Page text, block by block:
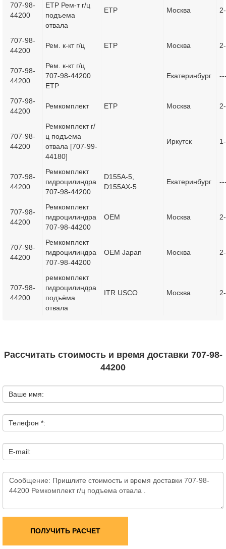
707-98-
44200
ETP Рем-т г/ц
подъема
отвала
ETP Москва
707-98-
44200
Рем. к-кт г/ц ETP Москва
707-98-
44200
Рем. к-кт г/ц
707-98-44200
ETP
Екатеринбург
707-98-
44200
Ремкомплект ETP Москва
707-98-
44200
Ремкомплект г/
ц подъема
отвала [707-99-
44180]
Иркутск
707-98-
44200
Ремкомплект
гидроцилиндра
707-98-44200
D155A-5,
D155AX-5
Екатеринбург
707-98-
44200
Ремкомплект
гидроцилиндра
707-98-44200
OEM Москва
707-98-
44200
Ремкомплект
гидроцилиндра
707-98-44200
OEM Japan Москва
707-98-
44200
ремкомплект
гидроцилиндра
подъёма
отвала
ITR USCO Москва
Рассчитать стоимость и время доставки 707-98-
44200
Ваше имя:
Телефон *:
E-mail:
ПОЛУЧИТЬ РАСЧЕТ